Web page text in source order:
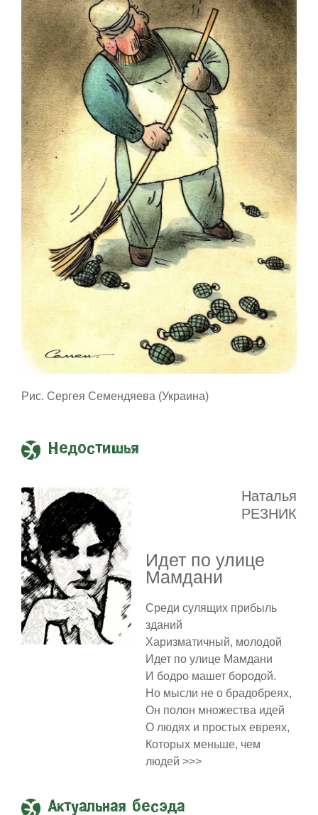
Рис. Сергея Семендяева (Украина)
Недостишья
Наталья
РЕЗНИК
Идет по улице
Мамдани
Среди сулящих прибыль
зданий
Харизматичный, молодой
Идет по улице Мамдани
И бодро машет бородой.
Но мысли не о брадобреях,
Он полон множества идей
О людях и простых евреях,
Которых меньше, чем
людей >>>
Актуальная бесэда